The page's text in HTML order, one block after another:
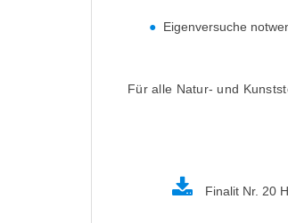
Eigenversuche
Für alle Natur- und
Finalit Nr. 20